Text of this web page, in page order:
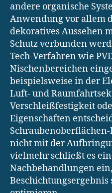
andere organische
Anwendung vor allem
dekoratives Aussehen
Schutz verbunden
Tech-Verfahren wie
Nischenbereichen
beispielsweise in der
Luft- und
Verschleißfestigkeit
Eigenschaften
nicht mit der
vielmehr schließt es
Nachbehandlungen